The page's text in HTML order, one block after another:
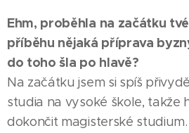
Ehm, proběhla na začátku
příběhu nějaká příprava
do toho šla po hlavě?
Na začátku jsem si spíš
studia na vysoké škole, takže
dokončit magisterské